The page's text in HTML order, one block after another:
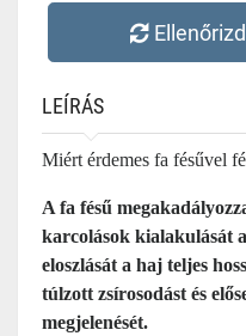
LEÍRÁS
Miért érdemes fa fésűvel
A fa fésű
karcolások kialakulását
eloszlását a haj teljes
túlzott zsírosodást és
megjelenését.